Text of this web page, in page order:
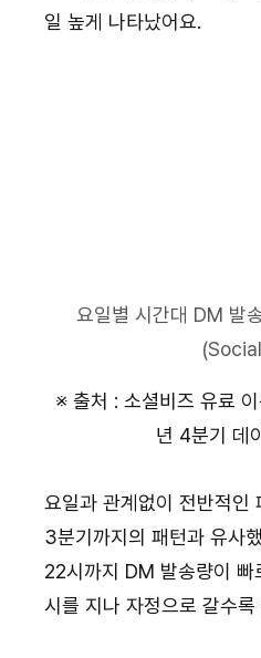
일 높게 나타났어요.
요일별 시간대 DM 발
※ 출처 : 소셜비즈 유료
년 4분기 데
요일과 관계없이 전반적인
3분기까지의 패턴과 유사
22시까지 DM 발송량이
시를 지나 자정으로 갈수